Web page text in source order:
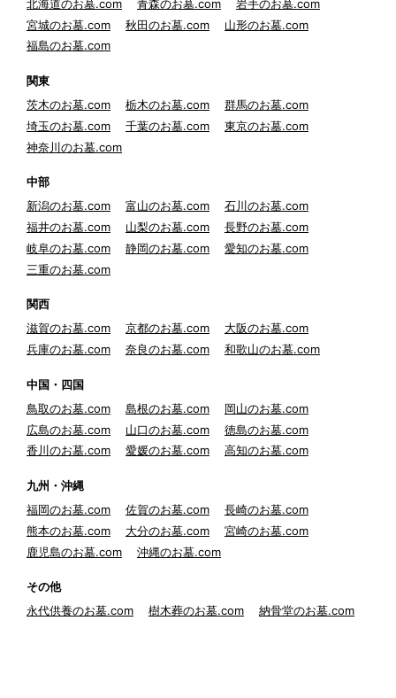
北海道のお墓.com
青森のお墓.com
岩手のお墓.com
宮城のお墓.com
秋田のお墓.com
山形のお墓.com
福島のお墓.com
関東
茨木のお墓.com
栃木のお墓.com
群馬のお墓.com
埼玉のお墓.com
千葉のお墓.com
東京のお墓.com
神奈川のお墓.com
中部
新潟のお墓.com
富山のお墓.com
石川のお墓.com
福井のお墓.com
山梨のお墓.com
長野のお墓.com
岐阜のお墓.com
静岡のお墓.com
愛知のお墓.com
三重のお墓.com
関西
滋賀のお墓.com
京都のお墓.com
大阪のお墓.com
兵庫のお墓.com
奈良のお墓.com 和歌山のお墓.com
中国・四国
鳥取のお墓.com
島根のお墓.com
岡山のお墓.com
広島のお墓.com
山口のお墓.com
徳島のお墓.com
香川のお墓.com
愛媛のお墓.com 高知のお墓.com
九州・沖縄
福岡のお墓.com
佐賀のお墓.com
長崎のお墓.com
熊本のお墓.com
大分のお墓.com
宮崎のお墓.com
鹿児島のお墓.com
沖縄のお墓.com
その他
永代供養のお墓.com
樹木葬のお墓.com 納骨堂のお墓.com